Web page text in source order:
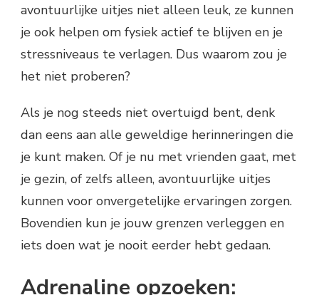
avontuurlijke uitjes niet alleen leuk, ze kunnen
je ook helpen om fysiek actief te blijven en je
stressniveaus te verlagen. Dus waarom zou je
het niet proberen?
Als je nog steeds niet overtuigd bent, denk
dan eens aan alle geweldige herinneringen die
je kunt maken. Of je nu met vrienden gaat, met
je gezin, of zelfs alleen, avontuurlijke uitjes
kunnen voor onvergetelijke ervaringen zorgen.
Bovendien kun je jouw grenzen verleggen en
iets doen wat je nooit eerder hebt gedaan.
Adrenaline opzoeken: